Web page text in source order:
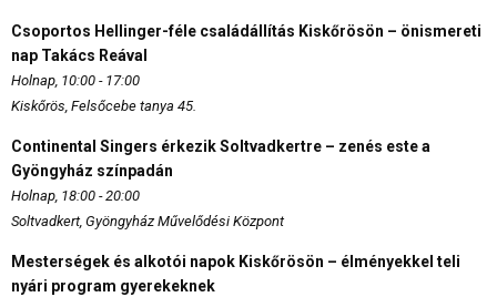
Csoportos Hellinger-féle családállítás Kiskőrösön – önismereti
nap Takács Reával
Holnap, 10:00 - 17:00
Kiskőrös, Felsőcebe tanya 45.
Continental Singers érkezik Soltvadkertre – zenés este a
Gyöngyház színpadán
Holnap, 18:00 - 20:00
Soltvadkert, Gyöngyház Művelődési Központ
Mesterségek és alkotói napok Kiskőrösön – élményekkel teli
nyári program gyerekeknek